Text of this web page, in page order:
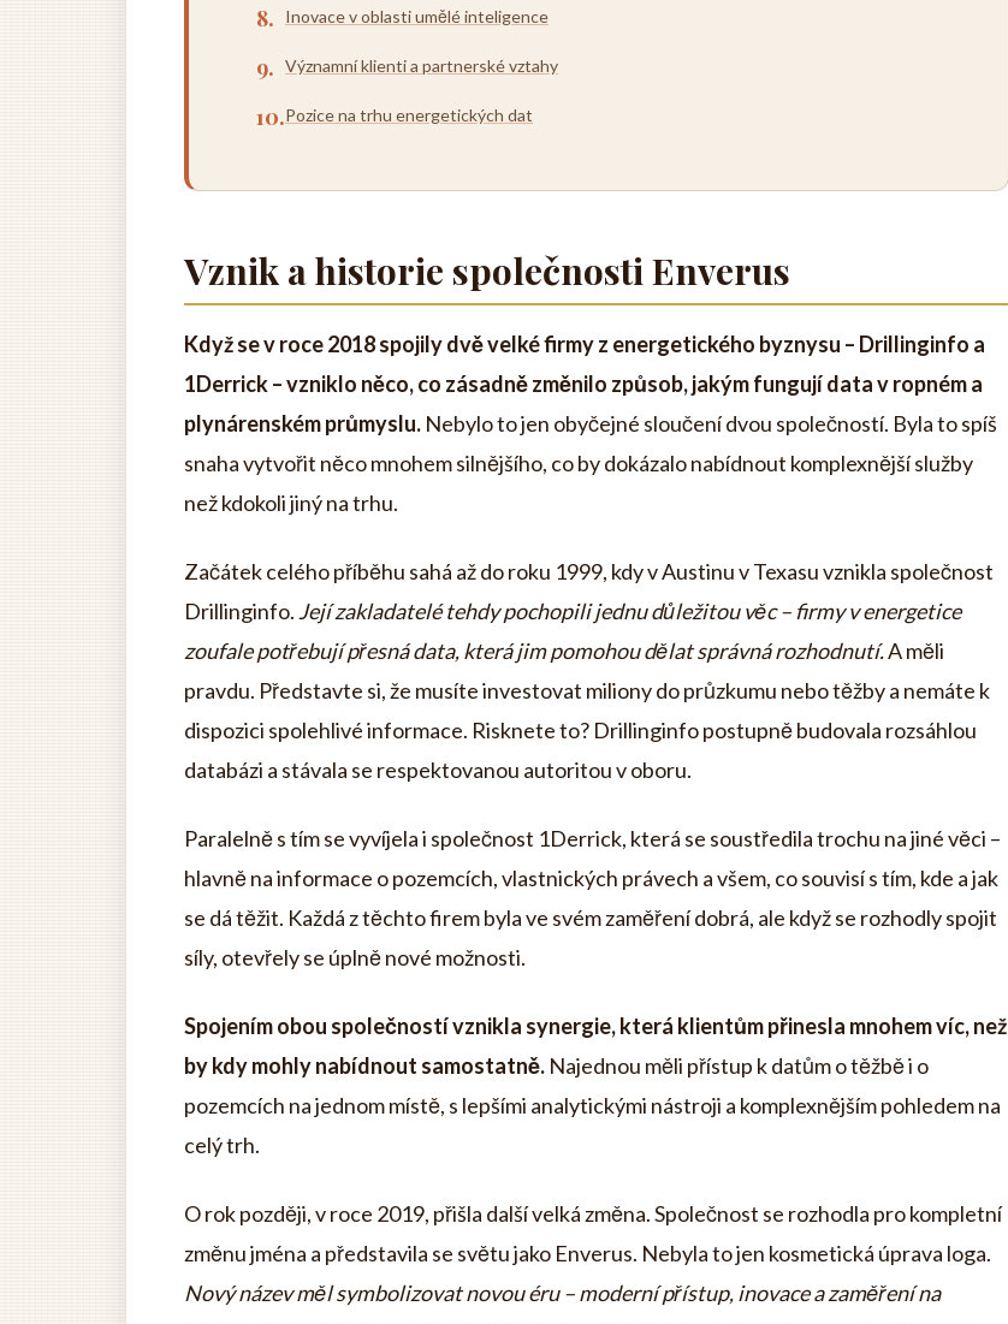
Inovace v oblasti umělé inteligence
Významní klienti a partnerské vztahy
Pozice na trhu energetických dat
Vznik a historie společnosti Enverus
Když se v roce 2018 spojily dvě velké firmy z energetického byznysu – Drillinginfo a
1Derrick – vzniklo něco, co zásadně změnilo způsob, jakým fungují data v ropném a
plynárenském průmyslu. Nebylo to jen obyčejné sloučení dvou společností. Byla to spíš
snaha vytvořit něco mnohem silnějšího, co by dokázalo nabídnout komplexnější služby
než kdokoli jiný na trhu.
Začátek celého příběhu sahá až do roku 1999, kdy v Austinu v Texasu vznikla společnost
Drillinginfo. Její zakladatelé tehdy pochopili jednu důležitou věc – firmy v energetice
zoufale potřebují přesná data, která jim pomohou dělat správná rozhodnutí.A měli
pravdu. Představte si, že musíte investovat miliony do průzkumu nebo těžby a nemáte k
dispozici spolehlivé informace. Risknete to? Drillinginfo postupně budovala rozsáhlou
databázi a stávala se respektovanou autoritou v oboru.
Paralelně s tím se vyvíjela i společnost 1Derrick, která se soustředila trochu na jiné věci –
hlavně na informace o pozemcích, vlastnických právech a všem, co souvisí s tím, kde a jak
se dá těžit. Každá z těchto firem byla ve svém zaměření dobrá, ale když se rozhodly spojit
síly, otevřely se úplně nové možnosti.
Spojením obou společností vznikla synergie, která klientům přinesla mnohem víc, než
by kdy mohly nabídnout samostatně. Najednou měli přístup k datům o těžbě i o
pozemcích na jednom místě, s lepšími analytickými nástroji a komplexnějším pohledem na
celý trh.
O rok později, v roce 2019, přišla další velká změna. Společnost se rozhodla pro kompletní
změnu jména a představila se světu jako Enverus. Nebyla to jen kosmetická úprava loga.
Nový název měl symbolizovat novou éru – moderní přístup, inovace a zaměření na